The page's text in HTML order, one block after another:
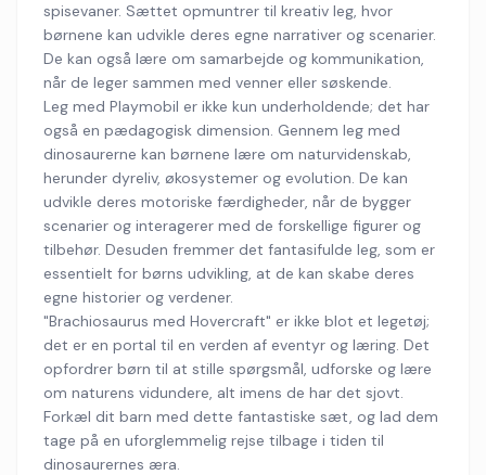
spisevaner. Sættet opmuntrer til kreativ leg, hvor
børnene kan udvikle deres egne narrativer og scenarier.
De kan også lære om samarbejde og kommunikation,
når de leger sammen med venner eller søskende.
Leg med Playmobil er ikke kun underholdende; det har
også en pædagogisk dimension. Gennem leg med
dinosaurerne kan børnene lære om naturvidenskab,
herunder dyreliv, økosystemer og evolution. De kan
udvikle deres motoriske færdigheder, når de bygger
scenarier og interagerer med de forskellige figurer og
tilbehør. Desuden fremmer det fantasifulde leg, som er
essentielt for børns udvikling, at de kan skabe deres
egne historier og verdener.
"Brachiosaurus med Hovercraft" er ikke blot et legetøj;
det er en portal til en verden af eventyr og læring. Det
opfordrer børn til at stille spørgsmål, udforske og lære
om naturens vidundere, alt imens de har det sjovt.
Forkæl dit barn med dette fantastiske sæt, og lad dem
tage på en uforglemmelig rejse tilbage i tiden til
dinosaurernes æra.